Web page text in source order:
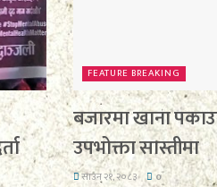
FEATURE BREAKING
बजारमा खाना
उपभोक्ता सास्तीमा
साउन २१, २०८३ 0